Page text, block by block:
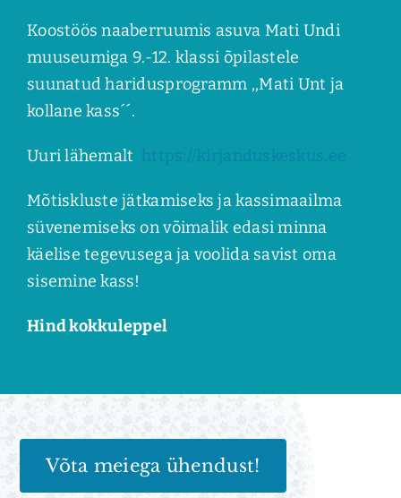
Koostöös naaberruumis asuva Mati Undi
muuseumiga 9.-12. klassi õpilastele
suunatud haridusprogramm ,,Mati Unt ja
kollane kass´´.
Uuri lähemalt https://kirjanduskeskus.ee
Mõtiskluste jätkamiseks ja kassimaailma
süvenemiseks on võimalik edasi minna
käelise tegevusega ja voolida savist oma
sisemine kass!
Hind kokkuleppel
Võta meiega ühendust!